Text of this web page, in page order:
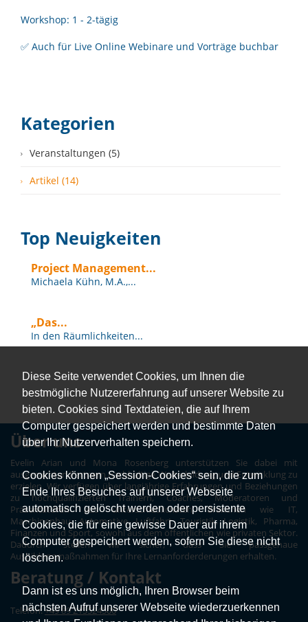
Diese Seite verwendet Cookies, um Ihnen die
bestmögliche Nutzererfahrung auf unserer Website zu
bieten. Cookies sind Textdateien, die auf Ihrem
Computer gespeichert werden und bestimmte Daten
über Ihr Nutzerverhalten speichern.
Cookies können „Session-Cookies“ sein, die zum
Ende Ihres Besuches auf unserer Webseite
automatisch gelöscht werden oder persistente
Cookies, die für eine gewisse Dauer auf ihrem
Computer gespeichert werden, sofern Sie diese nicht
löschen.
Dann ist es uns möglich, Ihren Browser beim
nächsten Aufruf unserer Webseite wiederzuerkennen
Workshop: 1 - 2-tägig
✅ Auch für Live Online Webinare und Vorträge buchbar
Kategorien
Veranstaltungen (5)
Artikel (14)
Top Neuigkeiten
Project Management...
Michaela Kühn, M.A.,...
„Das...
In den Räumlichkeiten...
Über uns
Evelin Arian und Mona Rosenberg unterstützen Sie dabei mit
ausgesuchten Partnern nachhaltige Weiterbildung und Entwicklung zu
erzielen. Wir verfügen über langjährige Erfahrungen und Beziehungen
zu hochqualifizierten Trainern, Coaches, Moderatoren und
Präsentatoren aus unterschiedlichsten Branchen wie IT,
Maschinenbau, Automotive, Luftfahrt, Touristik, Logistik, Pharma,
Finanzen und Sport, sowohl aus dem öffentlichen wie privaten Sektor.
Dadurch stellen wir sicher, dass Sie passgenaue
Ausbildungmaßnahmen für Ihre Lernanforderderungen erhalten.
Beratung / Kontakt
Telefon:+49 89 215524500